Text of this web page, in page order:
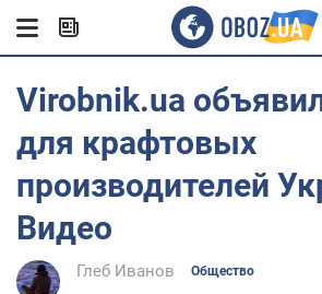
Virobnik.ua
для крафтовых
производителей
Видео
Глеб Иванов Общество